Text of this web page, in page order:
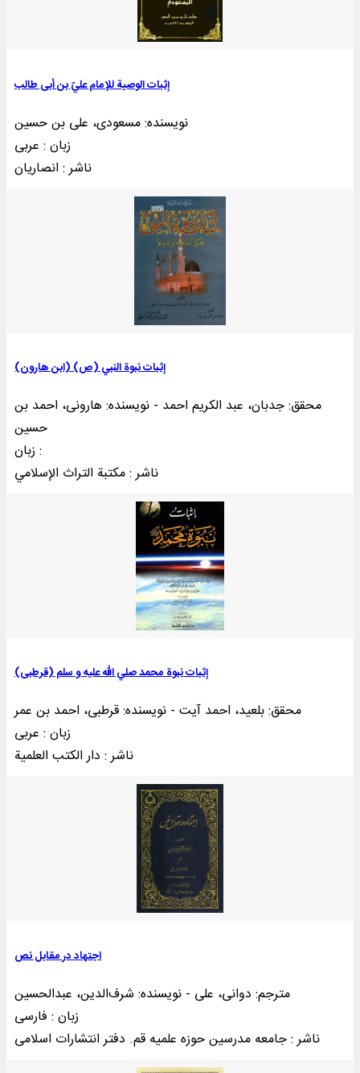
إثبات الوصیة للإمام عليّ بن أبی طالب
نویسنده: مسعودی، علی بن حسین
زبان : عربی
ناشر : انصاريان
إثبات نبوة النبي (ص) (ابن هارون)
محقق: جدبان، عبد الکریم احمد - نویسنده: هارونی، احمد بن
حسین
زبان :
ناشر : مکتبة التراث الإسلامي
إثبات نبوة محمد صلي الله عليه و سلم (قرطبی)
محقق: بلعید، احمد آیت - نویسنده: قرطبی، احمد بن عمر
زبان : عربی
ناشر : دار الکتب العلمية
اجتهاد در مقابل نص
مترجم: دوانی، علی - نویسنده: شرف‌الدین، عبدالحسین
زبان : فارسی
ناشر : جامعه مدرسین حوزه علمیه قم. دفتر انتشارات اسلامی